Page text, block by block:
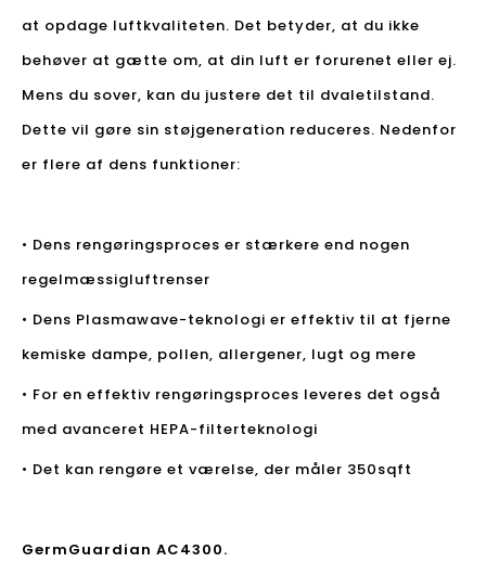
at opdage luftkvaliteten. Det betyder, at du ikke
behøver at gætte om, at din luft er forurenet eller ej.
Mens du sover, kan du justere det til dvaletilstand.
Dette vil gøre sin støjgeneration reduceres. Nedenfor
er flere af dens funktioner:
• Dens rengøringsproces er stærkere end nogen
regelmæssigluftrenser
• Dens Plasmawave-teknologi er effektiv til at fjerne
kemiske dampe, pollen, allergener, lugt og mere
• For en effektiv rengøringsproces leveres det også
med avanceret HEPA-filterteknologi
• Det kan rengøre et værelse, der måler 350sqft
GermGuardian AC4300.